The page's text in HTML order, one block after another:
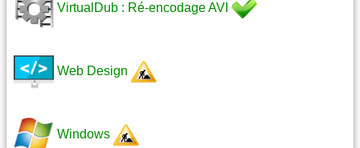
VirtualDub : Ré-encodage AVI
Web Design
Windows